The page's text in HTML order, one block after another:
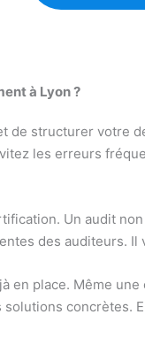
à Lyon ?
de structurer votre
les erreurs
Un audit
des auditeurs.
en place. Même